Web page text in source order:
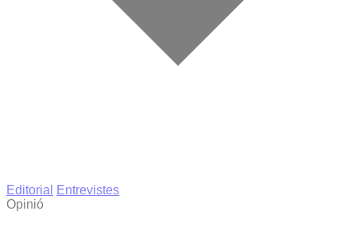
Editorial
Entrevistes
Opinió